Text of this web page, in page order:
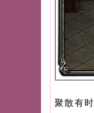
聚散有时